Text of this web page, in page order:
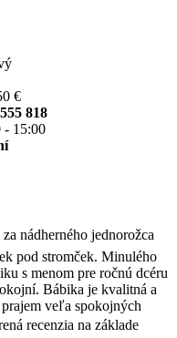
€
818
- 15:00
nádherného jednorožca
pod stromček. Minulého
s menom pre ročnú dcéru
Bábika je kvalitná a
veľa spokojných
recenzia na základe